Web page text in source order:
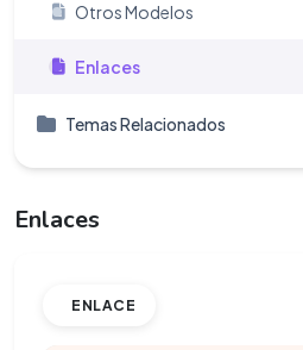
Otros Modelos
Enlaces
Temas Relacionados
Enlaces
ENLACE